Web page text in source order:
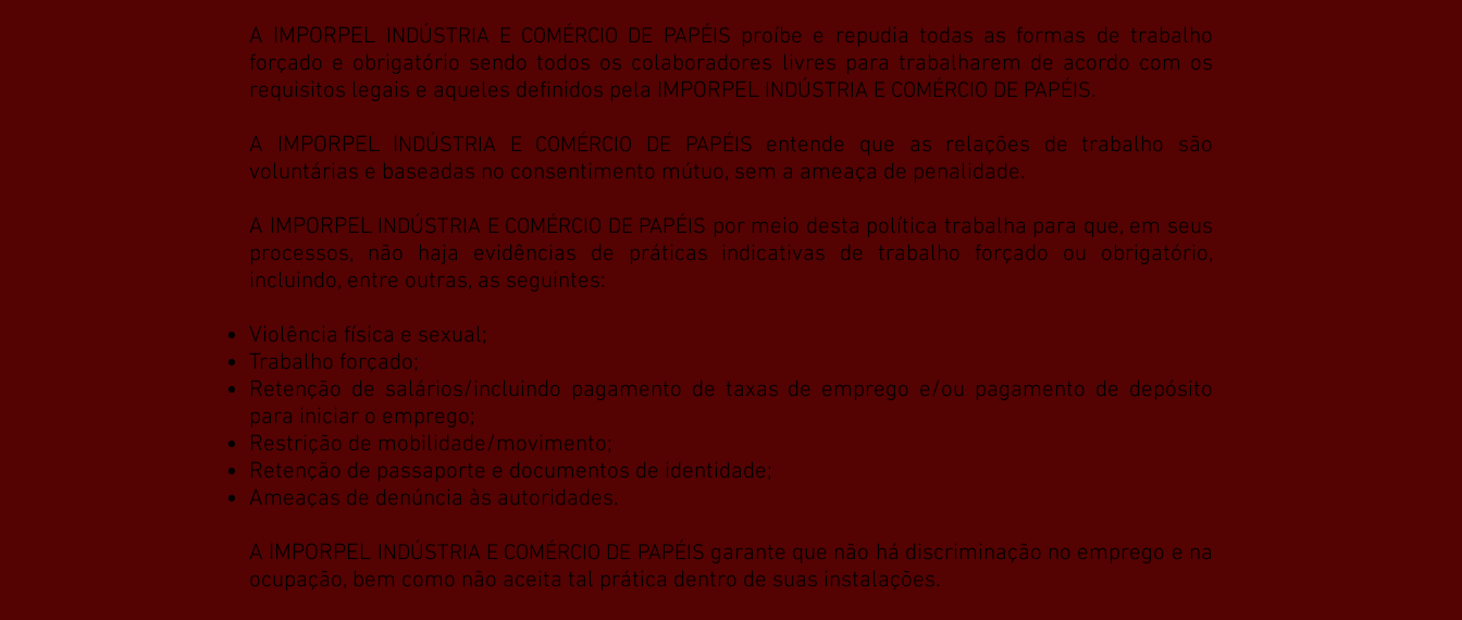
A IMPORPEL INDÚSTRIA E COMÉRCIO DE PAPÉIS proíbe e repudia todas as formas de trabalho
forçado e obrigatório sendo todos os colaboradores livres para trabalharem de acordo com os
requisitos legais e aqueles definidos pela IMPORPEL INDÚSTRIA E COMÉRCIO DE PAPÉIS.
A IMPORPEL INDÚSTRIA E COMÉRCIO DE PAPÉIS entende que as relações de trabalho são
voluntárias e baseadas no consentimento mútuo, sem a ameaça de penalidade.
A IMPORPEL INDÚSTRIA E COMÉRCIO DE PAPÉIS por meio desta política trabalha para que, em seus
processos, não haja evidências de práticas indicativas de trabalho forçado ou obrigatório,
incluindo, entre outras, as seguintes:
Violência física e sexual;
Trabalho forçado;
Retenção de salários/incluindo pagamento de taxas de emprego e/ou pagamento de depósito
para iniciar o emprego;
Restrição de mobilidade/movimento;
Retenção de passaporte e documentos de identidade;
Ameaças de denúncia às autoridades.
A IMPORPEL INDÚSTRIA E COMÉRCIO DE PAPÉIS garante que não há discriminação no emprego e na
ocupação, bem como não aceita tal prática dentro de suas instalações.